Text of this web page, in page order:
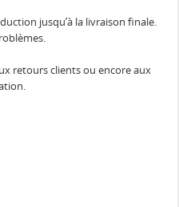
jusqu’à la livraison finale.
retours clients ou encore aux